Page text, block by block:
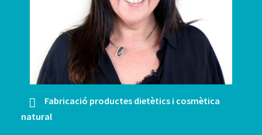
Fabricació productes dietètics i cosmètica
natural